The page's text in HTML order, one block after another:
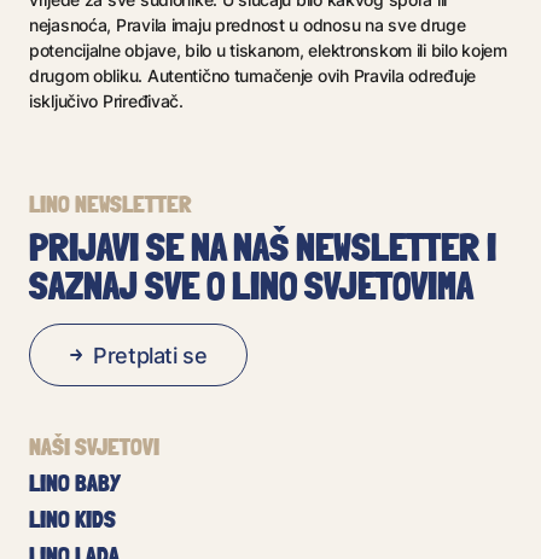
nejasnoća, Pravila imaju prednost u odnosu na sve druge
potencijalne objave, bilo u tiskanom, elektronskom ili bilo kojem
drugom obliku. Autentično tumačenje ovih Pravila određuje
isključivo Priređivač.
LINO NEWSLETTER
PRIJAVI SE NA NAŠ NEWSLETTER I
SAZNAJ SVE O LINO SVJETOVIMA
Pretplati se
NAŠI SVJETOVI
LINO BABY
LINO KIDS